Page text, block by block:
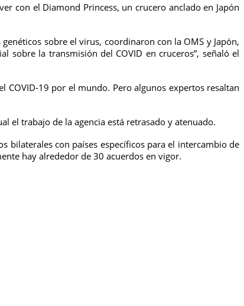
con el Diamond Princess, un crucero anclado en Japón
sobre el virus, coordinaron con la OMS y Japón,
sobre la transmisión del COVID en cruceros”, señaló el
19 por el mundo. Pero algunos expertos resaltan
el trabajo de la agencia está retrasado y atenuado.
bilaterales con países específicos para el intercambio de
hay alrededor de 30 acuerdos en vigor.